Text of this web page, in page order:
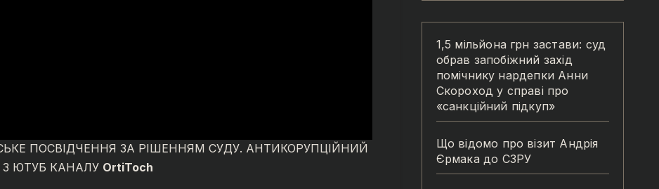
ПОСВІДЧЕННЯ ЗА РІШЕННЯМ СУДУ. АНТИКОРУПЦІЙНИЙ
ЮТУБ КАНАЛУ OrtiToch
1,5 мільйона грн застави: суд
обрав запобіжний захід
помічнику нардепки Анни
Скороход у справі про
«санкційний підкуп»
Що відомо про візит Андрія
Єрмака до СЗРУ